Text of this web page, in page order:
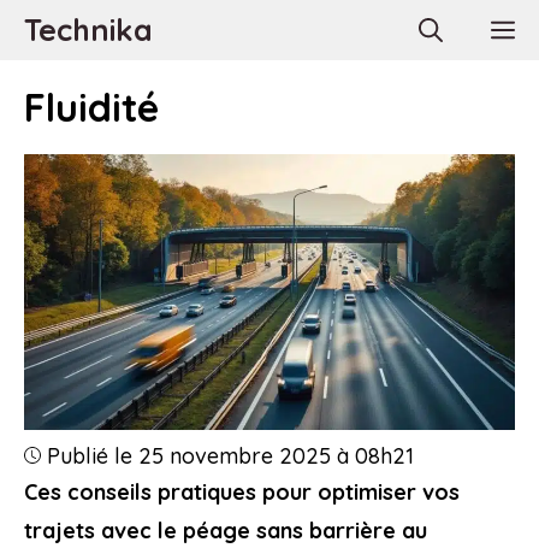
AllerTechnika
Fluidité
Ces conseils pratiques pour optimiser vos
trajets avec le péage sans barrière au
Publié le 25 novembre 2025 à 08h21